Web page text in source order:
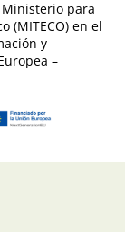
para
(MITECO) en el
y
–